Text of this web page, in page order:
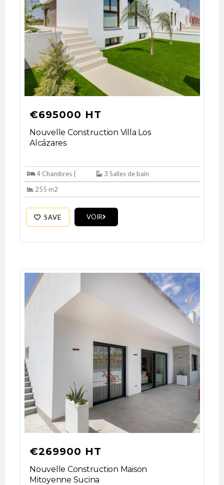
€695000 HT
Nouvelle Construction Villa Los
Alcázares
4 Chambres |
3 Salles de bain
255 m2
SAVE VOIR
€269900 HT
Nouvelle Construction Maison
Mitoyenne Sucina
Log In
Don't have an account?Sign Up
Username
No apps configured. Please contact
Lost your password?